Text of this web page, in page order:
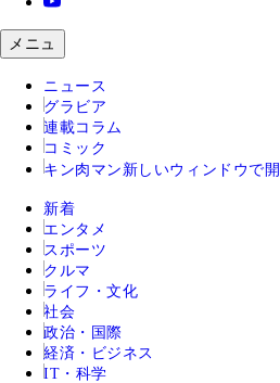
メニュ
ニュース
グラビア
連載コラム
コミック
キン肉マン 新しいウィンドウで開
新着
エンタメ
スポーツ
クルマ
ライフ・文化
社会
政治・国際
経済・ビジネス
IT・科学